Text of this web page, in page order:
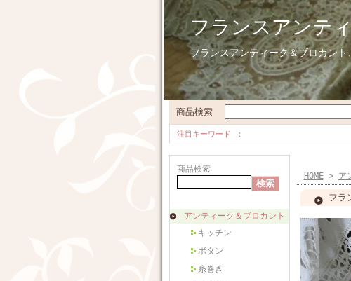
フランスアンテ
フランスアンティーク＆ブロカン
商品検索
注目キーワード
商品検索
アンティーク＆ブロカント
キッチン
ボタン
糸巻き
HOME> ア
フラ